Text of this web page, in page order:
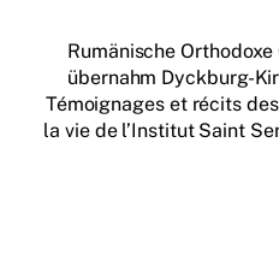
Rumänische
übernahm Dyckburg-
Témoignages et récits
la vie de l’Institut Saint